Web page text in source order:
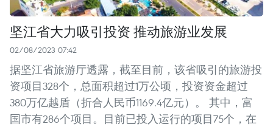
坚江省大力吸引投资 推动旅游业发展
02/08/2023 07:42
据坚江省旅游厅透露，截至目前，该省吸引的旅游投
资项目328个，总面积超过1万公顷，投资资金超过
380万亿越盾（折合人民币1169.4亿元）。 其中，富
国市有286个项目。目前已投入运行的项目75个，在